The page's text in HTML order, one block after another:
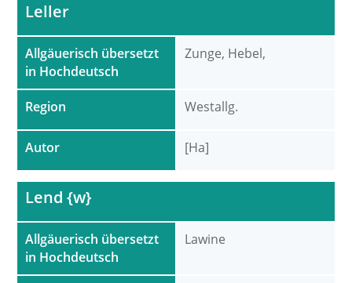
Allgäuerisch übersetzt
in Hochdeutsch
Region
Autor
Leller
Zunge, Hebel,
Westallg.
[Ha]
Allgäuerisch übersetzt
in Hochdeutsch
Lend {w}
Lawine